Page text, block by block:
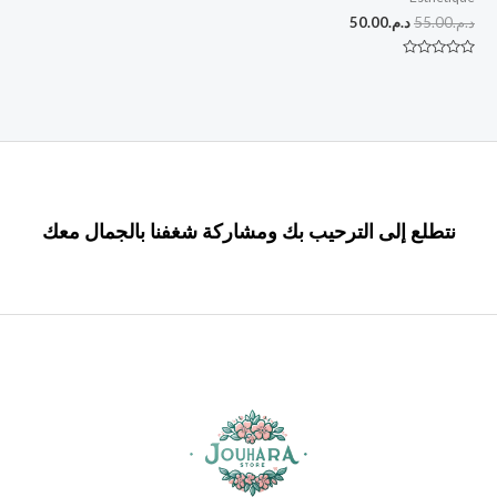
د.م.55.00د.م.50.00
نتطلع إلى الترحيب بك ومشاركة شغفنا بالجمال معك